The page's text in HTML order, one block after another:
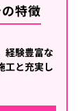
の特徴
経験豊富な
工と充実し